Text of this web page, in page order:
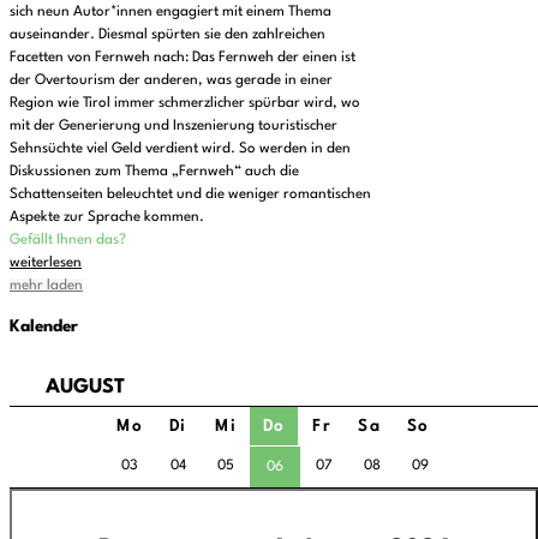
sich neun Autor*innen engagiert mit einem Thema
auseinander. Diesmal spürten sie den zahlreichen
Facetten von Fernweh nach: Das Fernweh der einen ist
der Overtourism der anderen, was gerade in einer
Region wie Tirol immer schmerzlicher spürbar wird, wo
mit der Generierung und Inszenierung touristischer
Sehnsüchte viel Geld verdient wird. So werden in den
Diskussionen zum Thema „Fernweh“ auch die
Schattenseiten beleuchtet und die weniger romantischen
Aspekte zur Sprache kommen.
Gefällt Ihnen das?
weiterlesen
mehr laden
Kalender
AUGUST
Mo Di Mi Do Fr Sa So
03 04 05 06 07 08 09